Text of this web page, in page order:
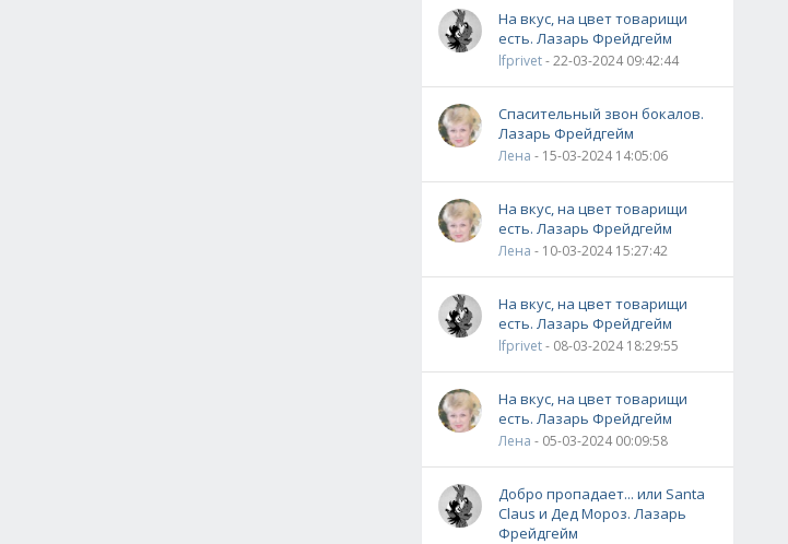
На вкус, на цвет товарищи
есть. Лазарь Фрейдгейм
lfprivet- 22-03-2024 09:42:44
Спасительный звон бокалов.
Лазарь Фрейдгейм
Лена - 15-03-2024 14:05:06
На вкус, на цвет товарищи
есть. Лазарь Фрейдгейм
Лена - 10-03-2024 15:27:42
На вкус, на цвет товарищи
есть. Лазарь Фрейдгейм
lfprivet- 08-03-2024 18:29:55
На вкус, на цвет товарищи
есть. Лазарь Фрейдгейм
Лена - 05-03-2024 00:09:58
Добро пропадает... или Santa
Claus и Дед Мороз. Лазарь
Фрейдгейм